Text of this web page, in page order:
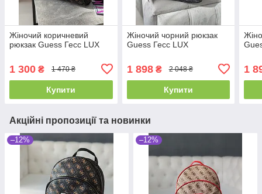
Жіночий коричневий
рюкзак Guess Гесс LUX
1 300 ₴ 1 470 ₴
Купити
Жіночий чорний рюкзак
Guess Гесс LUX
1 898₴ 2 048 ₴
Купити
1
Акційні пропозиції та новинки
–12% –12%